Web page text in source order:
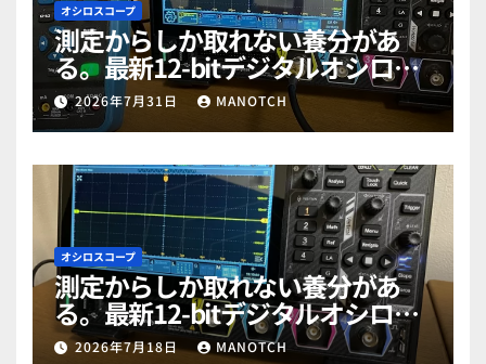
オシロスコープ
測定からしか取れない養分があ
る。最新12-bitデジタルオシロス
コープ「RIGOL MHO984」で勉強
だぜ！part2
2026年7月31日 MANOTCH
オシロスコープ
測定からしか取れない養分があ
る。最新12-bitデジタルオシロス
コープ「RIGOL MHO984」で勉強
2026年7月18日 MANOTCH